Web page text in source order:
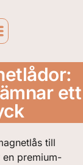
ett
till
premium-